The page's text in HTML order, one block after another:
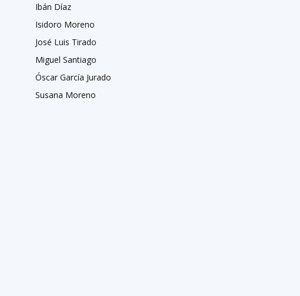
Ibán Díaz
Isidoro Moreno
José Luis Tirado
Miguel Santiago
Óscar García Jurado
Susana Moreno